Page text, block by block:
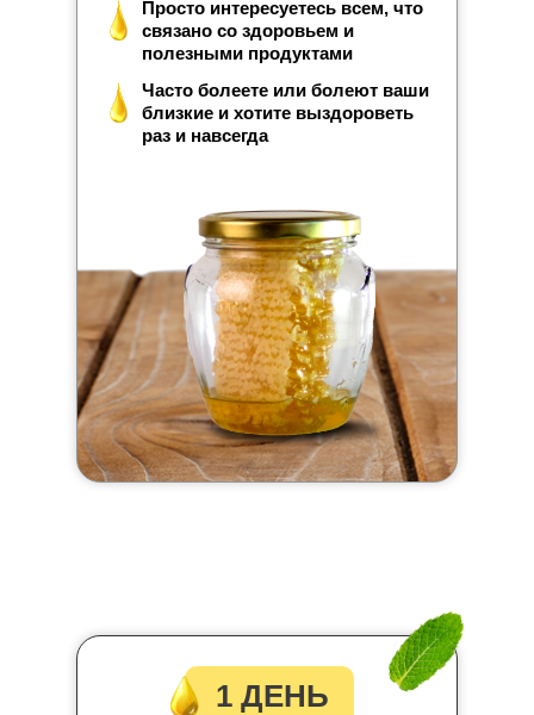
Часто болеете или болеют ваши
близкие и хотите выздороветь
раз и навсегда
Просто интересуетесь всем, что
связано со здоровьем и
полезными продуктами
1 ДЕНЬ